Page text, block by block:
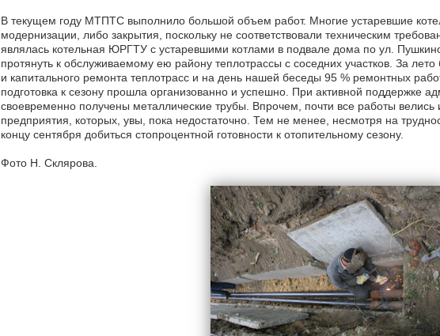
В текущем году МТПТС выполнило большой объем работ. Многие устаревшие
модернизации, либо закрытия, поскольку не соответствовали техническим
являлась котельная ЮРГТУ с устаревшими котлами в подвале дома по ул.
протянуть к обслуживаемому ею району теплотрассы с соседних участков. За
и капитального ремонта теплотрасс и на день нашей беседы 95 % ремонтных
подготовка к сезону прошла организованно и успешно. При активной поддержке
своевременно получены металлические трубы. Впрочем, почти все работы велись
предприятия, которых, увы, пока недостаточно. Тем не менее, несмотря на
концу сентября добиться стопроцентной готовности к отопительному сезону.
Фото Н. Склярова.